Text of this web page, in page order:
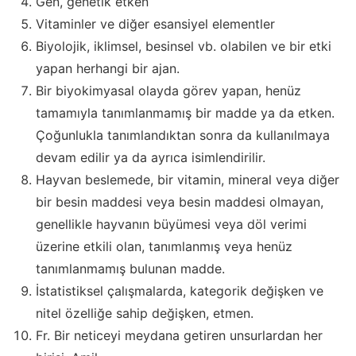
Vitaminler ve diğer esansiyel elementler
Biyolojik, iklimsel, besinsel vb. olabilen ve bir etki
yapan herhangi bir ajan.
Bir biyokimyasal olayda görev yapan, henüz
tamamıyla tanımlanmamış bir madde ya da etken.
Çoğunlukla tanımlandıktan sonra da kullanılmaya
devam edilir ya da ayrıca isimlendirilir.
Hayvan beslemede, bir vitamin, mineral veya diğer
bir besin maddesi veya besin maddesi olmayan,
genellikle hayvanın büyümesi veya döl verimi
üzerine etkili olan, tanımlanmış veya henüz
tanımlanmamış bulunan madde.
İstatistiksel çalışmalarda, kategorik değişken ve
nitel özelliğe sahip değişken, etmen.
Fr. Bir neticeyi meydana getiren unsurlardan her